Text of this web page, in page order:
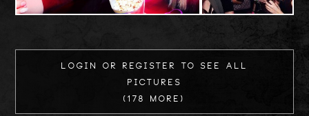
Login or register to see all
Pictures
(178 more)